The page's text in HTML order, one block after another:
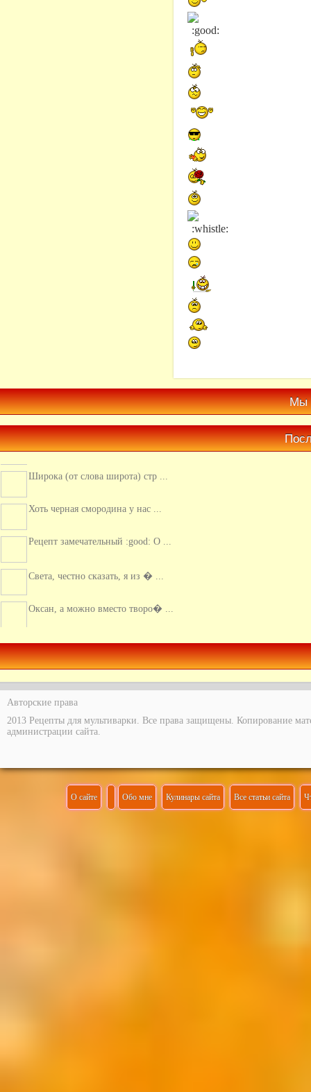
Мы
Широка (от слова широта) стр ...
Хоть черная смородина у нас ...
Рецепт замечательный :good: О ...
Света, честно сказать, я из � ...
Оксан, а можно вместо творо� ...
Авторские права
2013 Рецепты для мультиварки. Все права защищены. Копирование
администрации сайта.
О сайте Обо мне Кулинары сайта Все статьи сайта